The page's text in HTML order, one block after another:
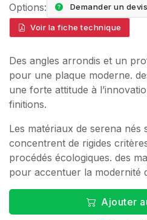
Options: Demander un devis
Voir la fiche technique
Des angles arrondis et un
pour une plaque moderne.
une forte attitude à
finitions.
Les matériaux de serena nés
concentrent de rigides
procédés écologiques. des
pour accentuer la modernité
Ajouter